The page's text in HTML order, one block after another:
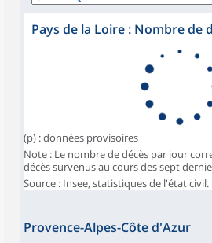
Pays de la Loire : Nombre de
(p) : données provisoires
Note : Le nombre de décès par jour
décès survenus au cours des sept
Source : Insee, statistiques de l'état civil.
Provence-Alpes-Côte d'Azur